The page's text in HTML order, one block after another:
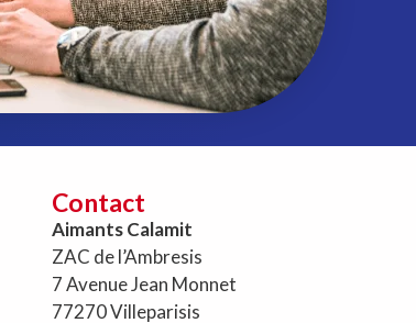
Contact
Aimants Calamit
ZAC de l’Ambresis
7 Avenue Jean Monnet
77270 Villeparisis